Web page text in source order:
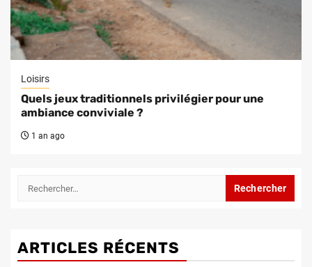
Loisirs
Quels jeux traditionnels privilégier pour une
ambiance conviviale ?
1 an ago
Rechercher :
ARTICLES RÉCENTS